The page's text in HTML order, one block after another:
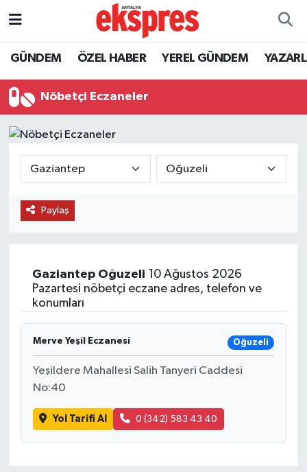
GÜNDEM ÖZEL HABER YEREL GÜNDEM
Nöbetçi Eczaneler
Paylaş
Gaziantep Oğuzeli 10 Ağustos 2026
Pazartesi nöbetçi eczane adres, telefon ve
konumları
Merve Yeşil Eczanesi Oğuzeli
Yeşildere Mahallesi Salih Tanyeri Caddesi
No:40
Yol Tarifi Al 0 (342) 583 43 40
ÖZEL HABER
EKONOMİ
SAĞLIK
EĞİTİM
Nöbetçi Eczaneler
Süper Lig Puan Durumu ve Fikstür